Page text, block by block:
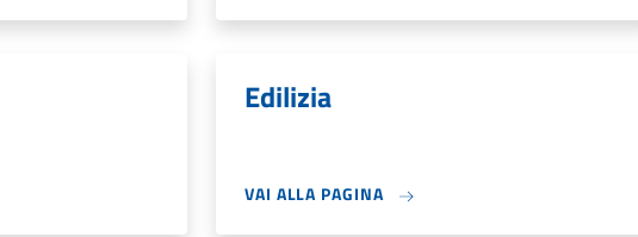
Edilizia
VAI ALLA PAGINA